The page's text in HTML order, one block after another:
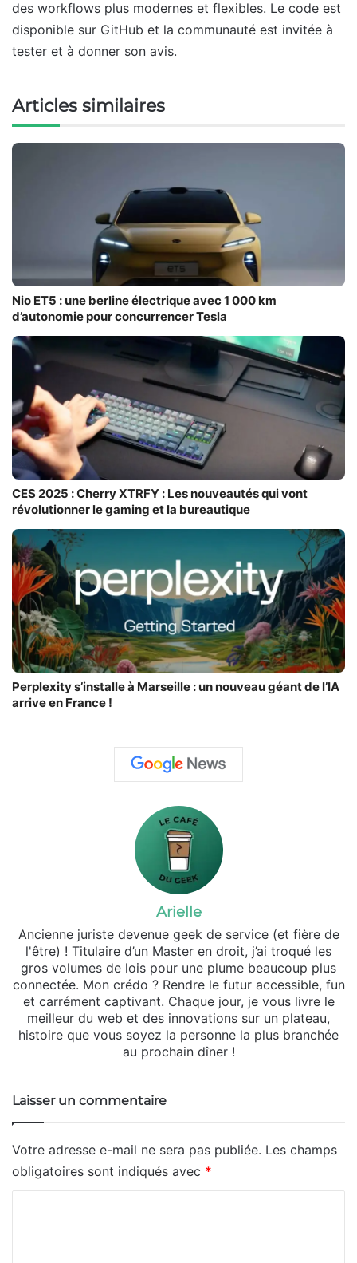
des workflows plus modernes et flexibles. Le code est
disponible sur GitHub et la communauté est invitée à
tester et à donner son avis.
Articles similaires
Nio ET5 : une berline électrique avec 1 000 km
d’autonomie pour concurrencer Tesla
CES 2025 : Cherry XTRFY : Les nouveautés qui vont
révolutionner le gaming et la bureautique
Perplexity s’installe à Marseille : un nouveau géant de l’IA
arrive en France !
Arielle
Ancienne juriste devenue geek de service (et fière de
l'être) ! Titulaire d’un Master en droit, j’ai troqué les
gros volumes de lois pour une plume beaucoup plus
connectée. Mon crédo ? Rendre le futur accessible, fun
et carrément captivant. Chaque jour, je vous livre le
meilleur du web et des innovations sur un plateau,
histoire que vous soyez la personne la plus branchée
au prochain dîner !
Laisser un commentaire
Votre adresse e-mail ne sera pas publiée. Les champs
obligatoires sont indiqués avec *